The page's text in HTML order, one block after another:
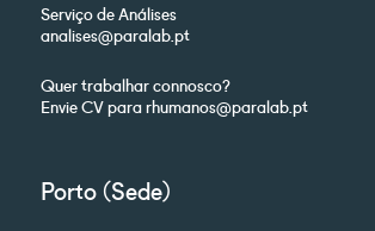
Serviço de Análises
analises@paralab.pt
Quer trabalhar connosco?
Envie CV para rhumanos@paralab.pt
Porto (Sede)